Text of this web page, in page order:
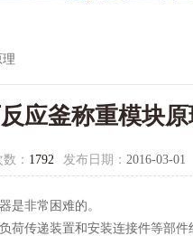
应釜称重模块原
： 1792 发布日期： 2016-03-01
是非常困难的。
荷传递装置和安装连接件等部